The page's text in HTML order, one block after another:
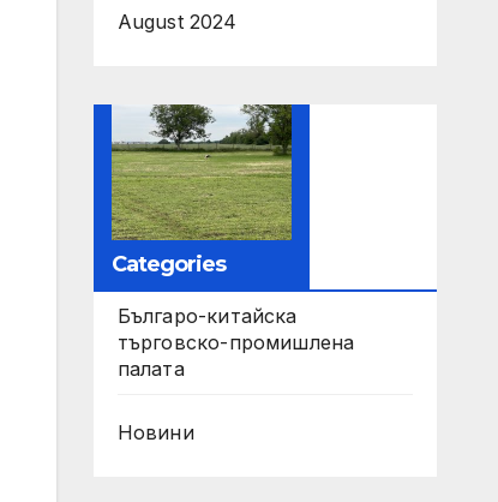
August 2024
Categories
Българо-китайска
търговско-промишлена
палата
Новини